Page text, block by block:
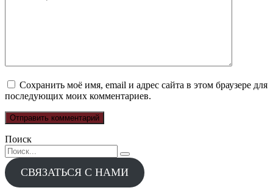
Сохранить моё имя, email и адрес сайта в этом браузере для
последующих моих комментариев.
Поиск
Search
for:
СВЯЗАТЬСЯ С НАМИ